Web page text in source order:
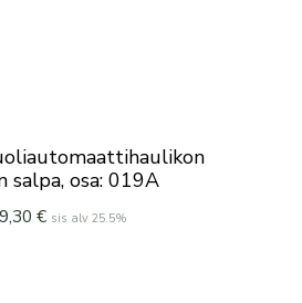
salpa, osa: 019A
€ sis alv 25.5%